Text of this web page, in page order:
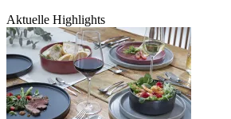
Aktuelle Highlights